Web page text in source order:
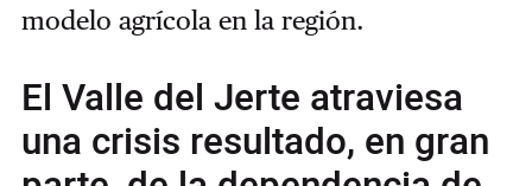
modelo agrícola en la región.
El Valle del Jerte atraviesa
una crisis resultado, en gran